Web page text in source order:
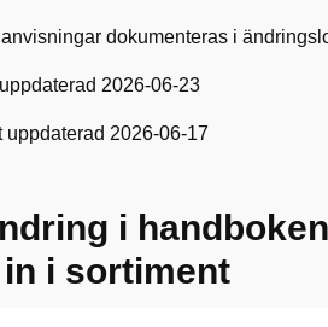
dokumenteras i
2026-06-23
2026-06-17
i
i sortiment